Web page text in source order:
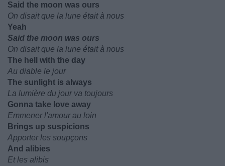
Said the moon was ours
On disait que la lune était à nous
Yeah
Said the moon was ours
On disait que la lune était à nous
The hell with the day
Au diable le jour
The sunlight is always
La lumière du jour va toujours
Gonna take love away
Emmener l'amour au loin
Brings up suspicions
Apporter les soupçons
And alibies
Et les alibis